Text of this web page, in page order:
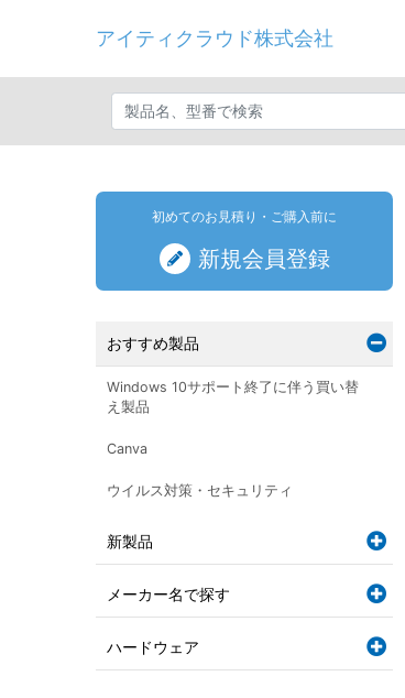
アイティクラウド株式会社
初めてのお見積り・ご購入前に
新規会員登録
おすすめ製品
Windows 10サポート終了に伴う買い替
え製品
Canva
ウイルス対策・セキュリティ
新製品
メーカー名で探す
ハードウェア